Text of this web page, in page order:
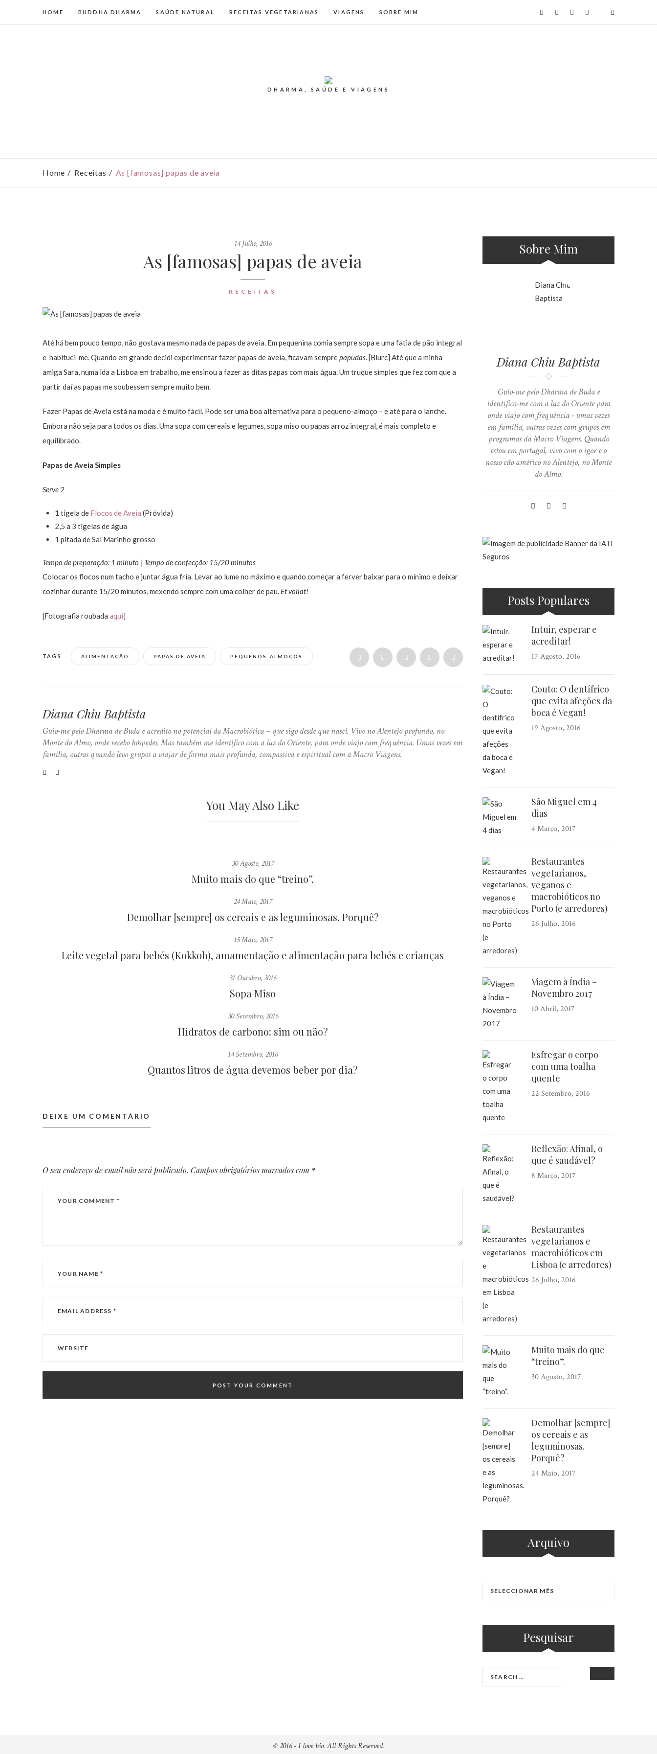
HOME BUDDHA DHARMA SAÚDE NATURAL RECEITAS VEGETARIANAS VIAGENS SOBRE MIM
DHARMA, SAÚDE E VIAGENS
Home Receitas As [famosas] papas de aveia
14 Julho, 2016
As [famosas] papas de aveia
RECEITAS
Até há bem pouco tempo, não gostava mesmo nada de papas de aveia. Em pequenina comia sempre sopa e uma fatia de pão integral
e habituei-me. Quando em grande decidi experimentar fazer papas de aveia, ficavam semprepapudas. [Blurc] Até que a minha
amiga Sara, numa ida a Lisboa em trabalho, me ensinou a fazer as ditas papas com mais água. Um truque simples que fez com que a
partir daí as papas me soubessem sempre muito bem.
Fazer Papas de Aveia está na moda e é muito fácil. Pode ser uma boa alternativa para o pequeno-almoço – e até para o lanche.
Embora não seja para todos os dias. Uma sopa com cereais e legumes, sopa miso ou papas arroz integral, é mais completo e
equilibrado.
Papas de Aveia Simples
Serve 2
1 tigela de Flocos de Aveia (Próvida)
2,5 a 3 tigelas de água
1 pitada de Sal Marinho grosso
Tempo de preparação: 1 minuto | Tempo de confecção: 15/20 minutos
Colocar os flocos num tacho e juntar água fria. Levar ao lume no máximo e quando começar a ferver baixar para o mínimo e deixar
cozinhar durante 15/20 minutos, mexendo sempre com uma colher de pau. Et voilat!
[Fotografia roubada aqui]
TAGS ALIMENTAÇÃO PAPAS DE AVEIA PEQUENOS-ALMOÇOS
Diana Chiu Baptista
Guio-me pelo Dharma de Buda e acredito no potencial da Macrobiótica – que sigo desde que nasci. Vivo no Alentejo profundo, no
Monte do Almo, onde recebo hóspedes. Mas também me identifico com a luz do Oriente, para onde viajo com frequência. Umas vezes em
família, outras quando levo grupos a viajar de forma mais profunda, compassiva e espiritual com a Macro Viagens.
You May Also Like
30 Agosto, 2017
Muito mais do que “treino”.
24 Maio, 2017
Demolhar [sempre] os cereais e as leguminosas. Porquê?
15 Maio, 2017
Leite vegetal para bebés (Kokkoh), amamentação e alimentação para bebés e crianças
31 Outubro, 2016
Sopa Miso
30 Setembro, 2016
Hidratos de carbono: sim ou não?
14 Setembro, 2016
Quantos litros de água devemos beber por dia?
DEIXE UM COMENTÁRIO
O seu endereço de email não será publicado. Campos obrigatórios marcados com *
Sobre Mim
Diana Chiu Baptista
Guio-me pelo Dharma de Buda e
identifico-me com a luz do Oriente para
onde viajo com frequência - umas vezes
em família, outras vezes com grupos em
programas da Macro Viagens. Quando
estou em portugal, vivo com o igor e o
nosso cão américo no Alentejo, no Monte
do Almo.
Posts Populares
Intuir, esperar e
acreditar!
17 Agosto, 2016
Couto: O dentífrico
que evita afeções da
boca é Vegan!
19 Agosto, 2016
São Miguel em 4
dias
4 Março, 2017
Restaurantes
vegetarianos,
veganos e
macrobióticos no
Porto (e arredores)
26 Julho, 2016
Viagem à Índia –
Novembro 2017
10 Abril, 2017
Esfregar o corpo
com uma toalha
quente
22 Setembro, 2016
Reflexão: Afinal, o
que é saudável?
8 Março, 2017
Restaurantes
vegetarianos e
macrobióticos em
Lisboa (e arredores)
26 Julho, 2016
Muito mais do que
“treino”.
30 Agosto, 2017
Demolhar [sempre]
os cereais e as
leguminosas.
Porquê?
24 Maio, 2017
Arquivo
Pesquisar
© 2016 - I love bio. All Rights Reserved.